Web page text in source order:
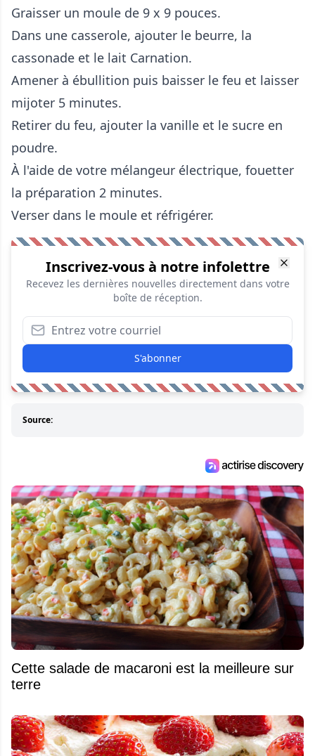
Graisser un moule de 9 x 9 pouces.
Dans une casserole, ajouter le beurre, la
cassonade et le lait Carnation.
Amener à ébullition puis baisser le feu et laisser
mijoter 5 minutes.
Retirer du feu, ajouter la vanille et le sucre en
poudre.
À l'aide de votre mélangeur électrique, fouetter
la préparation 2 minutes.
Verser dans le moule et réfrigérer.
Inscrivez-vous à notre infolettre
Recevez les dernières nouvelles directement dans votre
boîte de réception.
S'abonner
Source:
Cette salade de macaroni est la meilleure sur
terre